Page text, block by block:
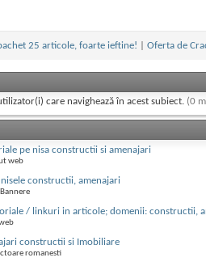
25 articole, foarte ieftine! Oferta de
care navighează în acest subiect. (0
pe nisa constructii si amenajari
web
constructii, amenajari
/ linkuri in articole; domenii: constructii,
constructii si Imobiliare
romanesti